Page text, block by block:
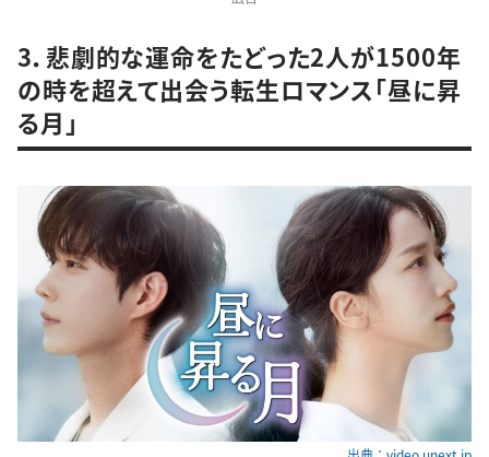
3．悲劇的な運命をたどった2人が1500年
の時を超えて出会う転生ロマンス「昼に昇
る月」